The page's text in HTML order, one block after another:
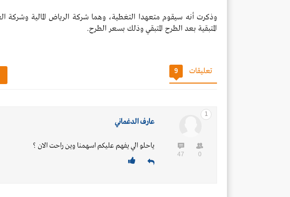
وذكرت أنه سيقوم متعهدا التغطية، وهما شركة الرياض المالية وشركة
المتبقية بعد الطرح المتبقي وذلك بسعر الطرح.
تعليقات 9
1
0
47
عارف الدغماني
ياحلو الي يفهم عليكم اسهمنا وين راحت الان ؟